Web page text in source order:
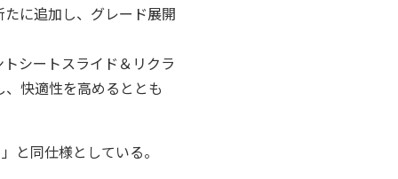
に追加し、グレード展開
シートスライド＆リクラ
快適性を高めるととも
と同仕様としている。